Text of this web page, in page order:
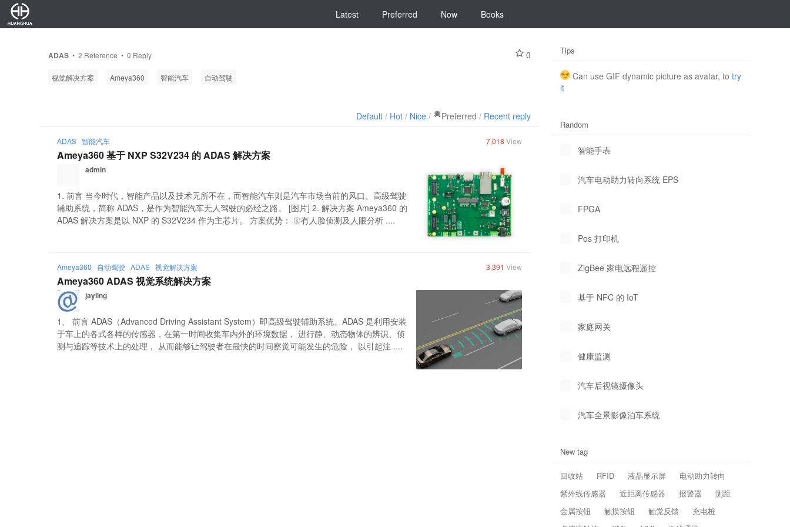
Latest Preferred Now Books
ADAS •2 Reference •0 Reply 0
视觉解决方案 Ameya360 智能汽车 自动驾驶
Default / Hot / Nice / Preferred / Recent reply
ADAS 智能汽车 7,018 View
Ameya360 基于 NXP S32V234 的 ADAS 解决方案
admin
1. 前言 当今时代，智能产品以及技术无所不在，而智能汽车则是汽车市场当前的风口。高级驾驶
辅助系统，简称 ADAS，是作为智能汽车无人驾驶的必经之路。 [图片] 2. 解决方案 Ameya360 的
ADAS 解决方案是以 NXP 的 S32V234 作为主芯片。 方案优势： ①有人脸侦测及人眼分析 ....
Ameya360 自动驾驶 ADAS 视觉解决方案 3,391 View
Ameya360 ADAS 视觉系统解决方案
jayling
1、 前言 ADAS（Advanced Driving Assistant System）即高级驾驶辅助系统。ADAS 是利用安装
于车上的各式各样的传感器，在第一时间收集车内外的环境数据， 进行静、动态物体的辨识、侦
测与追踪等技术上的处理， 从而能够让驾驶者在最快的时间察觉可能发生的危险， 以引起注 ....
Tips
Can use GIF dynamic picture as avatar, totry
it
Random
智能手表
汽车电动助力转向系统 EPS
FPGA
Pos 打印机
ZigBee 家电远程遥控
基于 NFC 的 IoT
家庭网关
健康监测
汽车后视镜摄像头
汽车全景影像泊车系统
New tag
回收站 RFID 液晶显示屏
电动助力转向
紫外线传感器
近距离传感器 报警器
测距
金属按钮
触摸按钮 触觉反馈
充电桩